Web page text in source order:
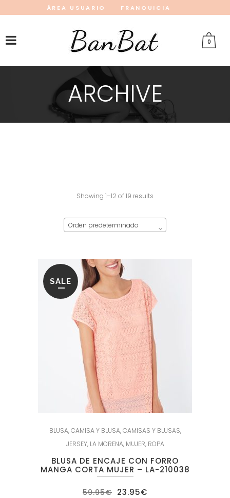
ÁREA USUARIO
FRANQUICIA
0
ARCHIVE
Showing 1–12 of 19 results
Orden predeterminado
SALE
BLUSA,CAMISA Y BLUSA,CAMISAS Y BLUSAS,
JERSEY, LA MORENA, MUJER, ROPA
BLUSA DE ENCAJE CON FORRO
MANGA CORTA MUJER – LA-210038
59.95€ El
23.95€